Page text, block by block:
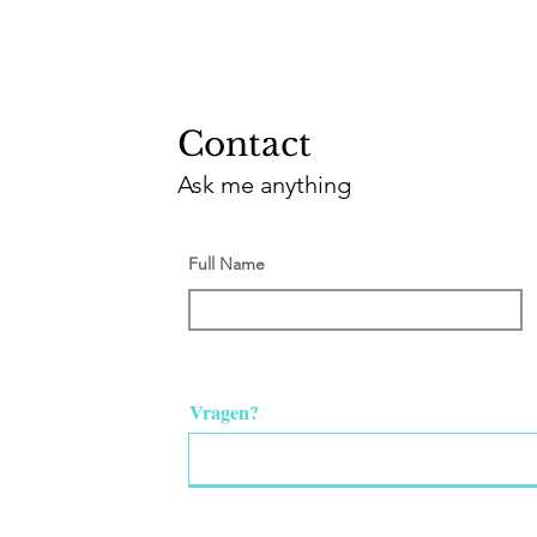
Contact
Ask me anything
Full Name
Vragen?